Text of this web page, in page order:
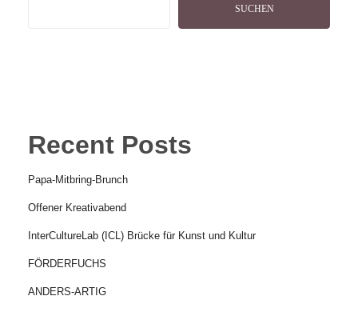
SUCHEN
Recent Posts
Papa-Mitbring-Brunch
Offener Kreativabend
InterCultureLab (ICL) Brücke für Kunst und Kultur
FÖRDERFUCHS
ANDERS-ARTIG